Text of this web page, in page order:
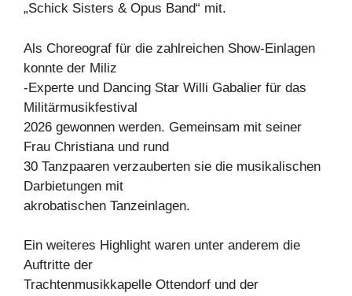
„Schick Sisters & Opus Band“ mit.
Als Choreograf für die zahlreichen Show-Einlagen
konnte der Miliz
-Experte und Dancing Star Willi Gabalier für das
Militärmusikfestival
2026 gewonnen werden. Gemeinsam mit seiner
Frau Christiana und rund
30 Tanzpaaren verzauberten sie die musikalischen
Darbietungen mit
akrobatischen Tanzeinlagen.
Ein weiteres Highlight waren unter anderem die
Auftritte der
Trachtenmusikkapelle Ottendorf und der